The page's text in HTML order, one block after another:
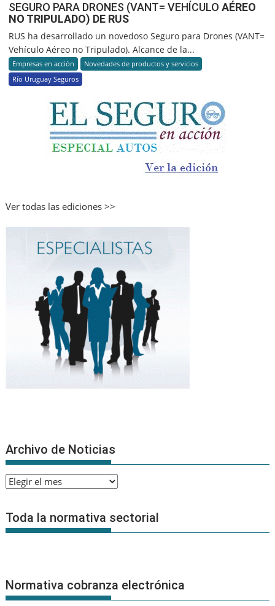
SEGURO PARA DRONES (VANT= VEHÍCULOAÉREO
NO TRIPULADO) DE RUS
RUS ha desarrollado un novedoso Seguro para Drones (VANT=
Vehículo Aéreo no Tripulado). Alcance de la...
Empresas en acción
Novedades de productos y servicios
Río Uruguay Seguros
Ver todas las ediciones >>
Archivo de Noticias
Archivo
Noticias
Toda la normativa sectorial
Normativa cobranza electrónica